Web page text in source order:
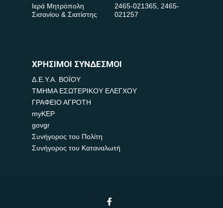
Ιερά Μητρόπολη
Σισανίου & Σιατίστης
2465-021365, 2465-
021257
ΧΡΗΣΙΜΟΙ ΣΥΝΔΕΣΜΟΙ
Δ.Ε.Υ.Α. ΒΟΪΟΥ
ΤΜΗΜΑ ΕΣΩΤΕΡΙΚΟΥ ΕΛΕΓΧΟΥ
ΓΡΑΦΕΙΟ ΑΓΡΟΤΗ
myKEP
govgr
Συνήγορος του Πολίτη
Συνήγορος του Καταναλωτή